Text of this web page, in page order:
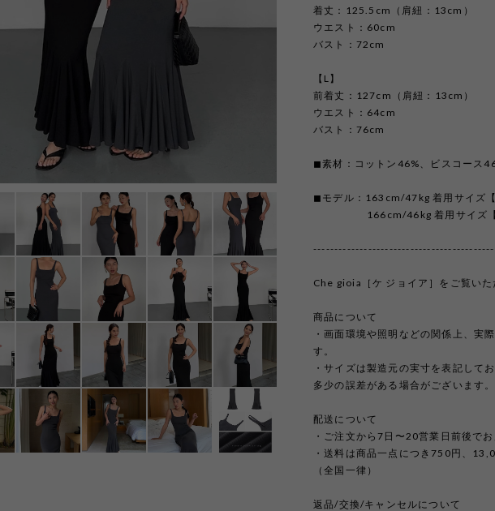
着丈：125.5cm（肩紐：13cm）
ウエスト：60cm
バスト：72cm
【L】
前着丈：127cm（肩紐：13cm）
ウエスト：64cm
バスト：76cm
◼︎素材：コットン46%、ビスコース
◼︎モデル：163cm/47kg 着用サイズ
166cm/46kg 着用サイズ【
Che gioia［ケ ジョイア］をご覧い
商品について
・画面環境や照明などの関係上、実
す。
・サイズは製造元の実寸を表記して
多少の誤差がある場合がございます。
配送について
・ご注文から7日〜20営業日前後で
・送料は商品一点につき750円、
（全国一律）
返品/交換/キャンセルについて